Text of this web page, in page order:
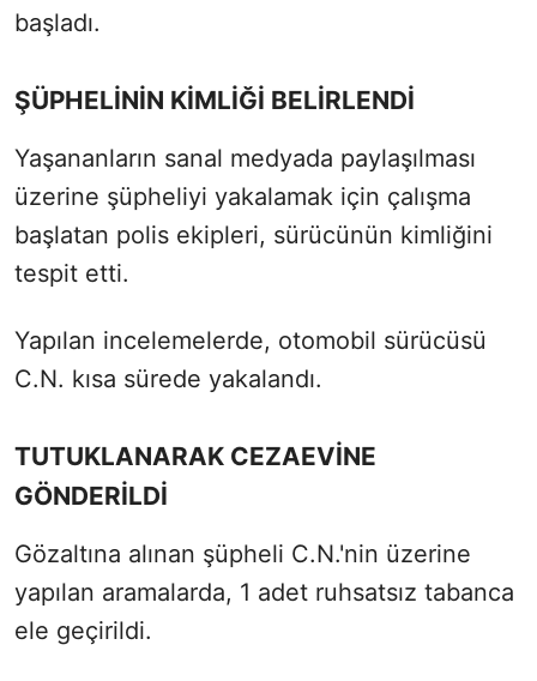
başladı.
ŞÜPHELİNİN KİMLİĞİ BELİRLENDİ
Yaşananların sanal medyada paylaşılması
üzerine şüpheliyi yakalamak için çalışma
başlatan polis ekipleri, sürücünün kimliğini
tespit etti.
Yapılan incelemelerde, otomobil sürücüsü
C.N. kısa sürede yakalandı.
TUTUKLANARAK CEZAEVİNE
GÖNDERİLDİ
Gözaltına alınan şüpheli C.N.'nin üzerine
yapılan aramalarda, 1 adet ruhsatsız tabanca
ele geçirildi.